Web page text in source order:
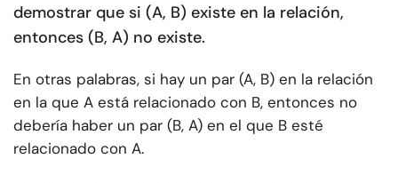
demostrar que si (A, B) existe en la relación,
entonces (B, A) no existe.
En otras palabras, si hay un par (A, B) en la relación
en la que A está relacionado con B, entonces no
debería haber un par (B, A) en el que B esté
relacionado con A.